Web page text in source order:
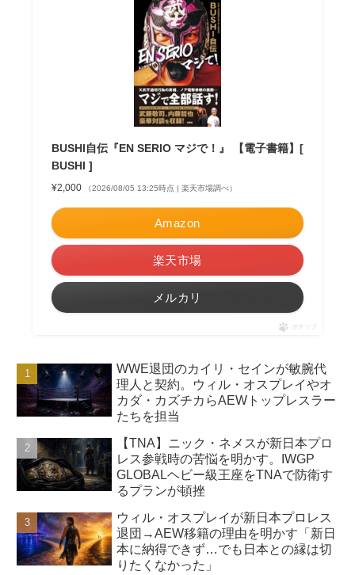
BUSHI自伝『EN SERIO マジで！』 【電子書籍】[
BUSHI ]
¥2,000 （2026/08/05 13:25時点 | 楽天市場調べ）
Amazon
楽天市場
メルカリ
ポチップ
WWE退団のカイリ・セインが敏腕代
理人と契約。ウィル・オスプレイやオ
カダ・カズチカらAEWトップレスラー
たちを担当
【TNA】ニック・ネメスが新日本プロ
レス参戦時の苦悩を明かす。IWGP
GLOBALヘビー級王座をTNAで防衛す
るプランが頓挫
ウィル・オスプレイが新日本プロレス
退団→AEW移籍の理由を明かす「新日
本に納得できず…でも日本との縁は切
りたくなかった」